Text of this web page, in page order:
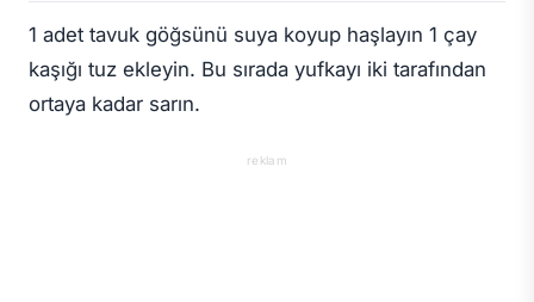
1 adet tavuk göğsünü suya koyup haşlayın 1 çay
kaşığı tuz ekleyin. Bu sırada yufkayı iki tarafından
ortaya kadar sarın.
reklam